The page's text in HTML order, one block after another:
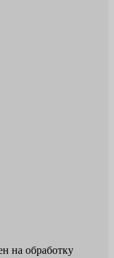
на обработку